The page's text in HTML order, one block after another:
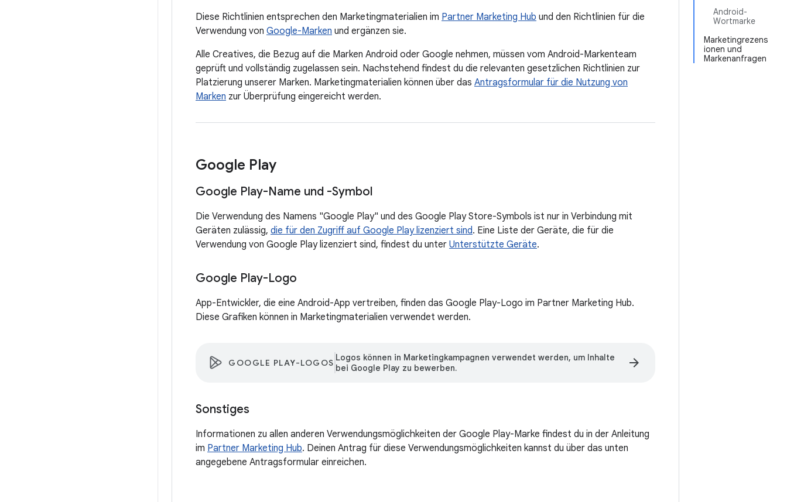
Android-
Wortmarke
Marketingrezens
ionen und
Markenanfragen
Diese Richtlinien entsprechen den Marketingmaterialien im Partner Marketing Hub und den Richtlinien für die
Verwendung von Google-Marken und ergänzen sie.
Alle Creatives, die Bezug auf die Marken Android oder Google nehmen, müssen vom Android-Markenteam
geprüft und vollständig zugelassen sein. Nachstehend findest du die relevanten gesetzlichen Richtlinien zur
Platzierung unserer Marken. Marketingmaterialien können über das Antragsformular für die Nutzung von
Marken zur Überprüfung eingereicht werden.
Google Play
Google Play-Name und -Symbol
Die Verwendung des Namens "Google Play" und des Google Play Store-Symbols ist nur in Verbindung mit
Geräten zulässig, die für den Zugriff auf Google Play lizenziert sind. Eine Liste der Geräte, die für die
Verwendung von Google Play lizenziert sind, findest du unter Unterstützte Geräte.
Google Play-Logo
App-Entwickler, die eine Android-App vertreiben, finden das Google Play-Logo im Partner Marketing Hub.
Diese Grafiken können in Marketingmaterialien verwendet werden.
GOOGLE PLAY-LOGOS Logos können in Marketingkampagnen verwendet werden, um Inhalte
bei Google Play zu bewerben.
arrow_forward
Sonstiges
Informationen zu allen anderen Verwendungsmöglichkeiten der Google Play-Marke findest du in der Anleitung
im Partner Marketing Hub. Deinen Antrag für diese Verwendungsmöglichkeiten kannst du über das unten
angegebene Antragsformular einreichen.